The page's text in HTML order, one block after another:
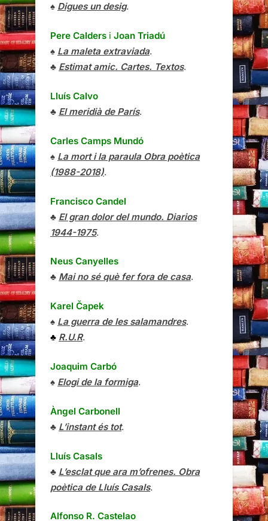
♠ Digues un desig.
Pere Calders i Joan Triadú
♠ La maleta extraviada.
♣ Estimat amic. Cartes. Textos.
Lluís Calvo
♣ El meridià de París.
Carles Camps Mundó
♠ La mort i la paraula Obra poètica
(1988-2018).
Francisco Candel
♣ El gran dolor del mundo. Diarios
1944-1975.
Neus Canyelles
♣ Mai no sé què fer fora de casa.
Karel Čapek
♠ La guerra de les salamandres.
♣ R.U.R.
Joaquim Carbó
♠ Elogi de la formiga.
Àngel Carbonell
♣ L’instant és tot.
Lluís Casals
♣ L’esclat que ara m’ofrenes. Obra
poètica de Lluís Casals.
Alfonso R. Castelao